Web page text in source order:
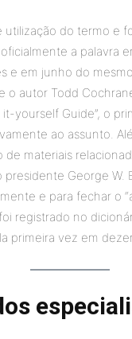
utilização do termo e
a palavra
e em junho do
o autor Todd
yourself Guide”, o
ao assunto.
de materiais
presidente George W.
e para fechar o
registrado no
primeira vez em